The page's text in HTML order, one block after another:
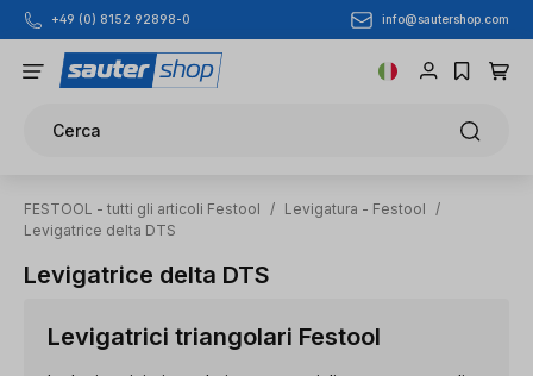
Passa al contenuto principale
+49 (0) 8152 92898-0 info@sautershop.com
Cerca
FESTOOL - tutti gli articoli Festool / Levigatura - Festool
/
Levigatrice delta DTS
Levigatrice delta DTS
Levigatrici triangolari Festool